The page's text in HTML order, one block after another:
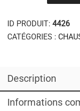
ID PRODUIT: 4426
CATÉGORIES :
Description
Informations